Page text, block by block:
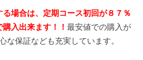
場合は、定期コース初回が８７％
入出来ます！！ 最安値での購入が
な保証なども充実しています。